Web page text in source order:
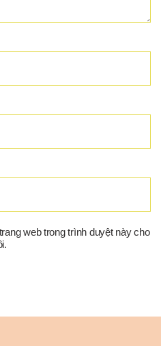
web trong trình duyệt này cho